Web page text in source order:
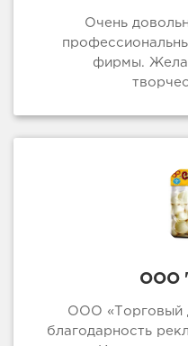
Очень
фирмы.
ООО
ООО «Торговый
благодарность